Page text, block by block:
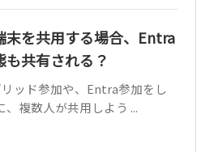
末を共用する場合、Entra
も共有される？
ッド参加や、Entra参加をし
、複数人が共用しよう ...